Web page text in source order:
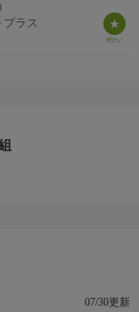
ラス
07/30更新